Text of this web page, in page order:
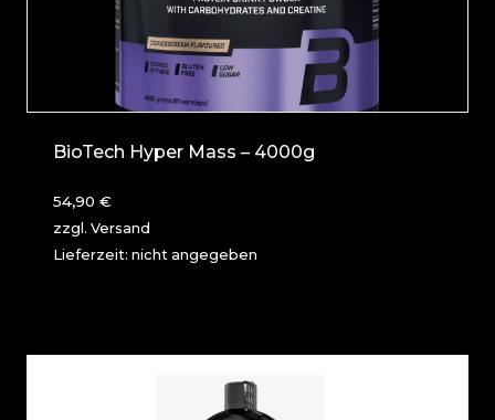
BioTech Hyper Mass – 4000g
54,90 €
zzgl. Versand
Lieferzeit: nicht angegeben